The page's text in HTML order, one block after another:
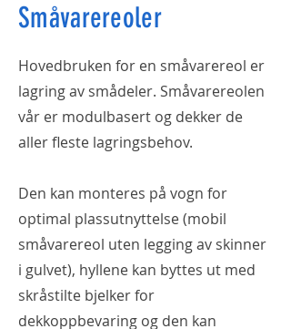
Småvarereoler
Hovedbruken for en småvarereol er
lagring av smådeler. Småvarereolen
vår er modulbasert og dekker de
aller fleste lagringsbehov.
Den kan monteres på vogn for
optimal plassutnyttelse (mobil
småvarereol uten legging av skinner
i gulvet), hyllene kan byttes ut med
skråstilte bjelker for
dekkoppbevaring og den kan